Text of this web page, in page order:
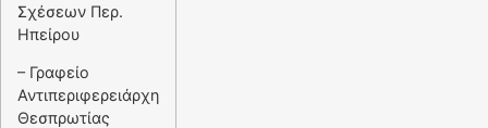
Σχέσεων Περ.
Ηπείρου
– Γραφείο
Αντιπεριφερειάρχη
Θεσπρωτίας